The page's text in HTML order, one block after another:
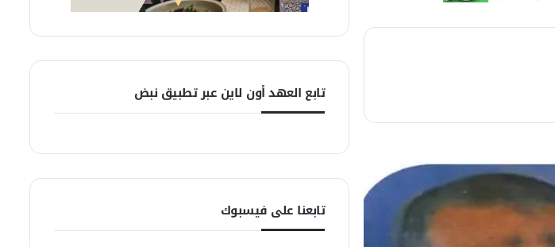
تابع العهد أون لاين عبر تطبيق نبض
تابعنا على فيسبوك